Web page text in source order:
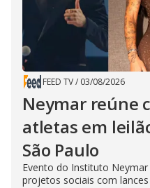
FEED TV/ 03/08/2026
Neymar reúne
atletas em
São Paulo
Evento do Instituto Neymar
projetos sociais com